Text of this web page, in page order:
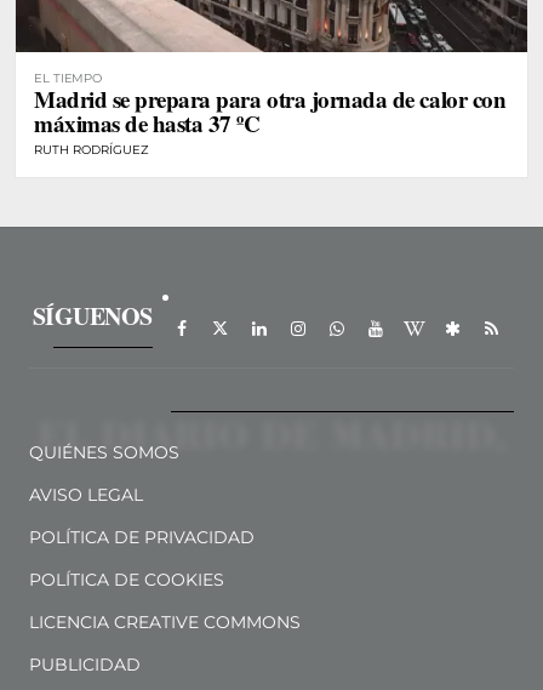
EL TIEMPO
Madrid se prepara para otra jornada de calor con
máximas de hasta 37 ºC
RUTH RODRÍGUEZ
SÍGUENOS
QUIÉNES SOMOS
AVISO LEGAL
POLÍTICA DE PRIVACIDAD
POLÍTICA DE COOKIES
LICENCIA CREATIVE COMMONS
PUBLICIDAD